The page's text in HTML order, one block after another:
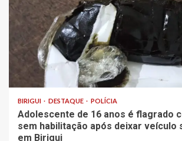
BIRIGUI DESTAQUE POLÍCIA
Adolescente de 16 anos é flagrado
sem habilitação após deixar veículo
em Birigui